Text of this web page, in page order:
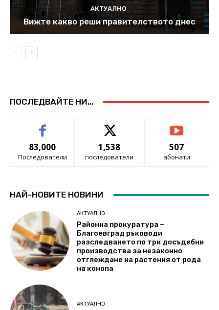
АКТУАЛНО
Вижте какво реши правителството днес
ПОСЛЕДВАЙТЕ НИ...
83,000
Последователи
1,538
последователи
507
абонати
НАЙ-НОВИТЕ НОВИНИ
АКТУАЛНО
Районна прокуратура –
Благоевград ръководи
разследването по три досъдебни
производства за незаконно
отглеждане на растения от рода
на конопа
АКТУАЛНО